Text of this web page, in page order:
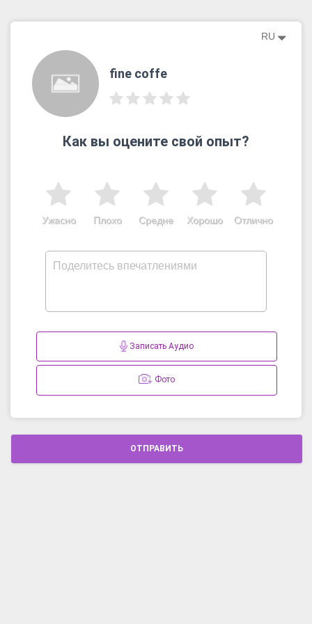
RU
fine coffe
Как вы оцените свой опыт?
Отлично
Хорошо
Средне
Плохо
Ужасно
Записать Аудио
Фото
ОТПРАВИТЬ